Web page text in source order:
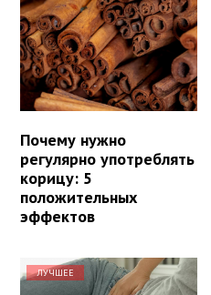
Почему нужно
регулярно употреблять
корицу: 5
положительных
эффектов
ЛУЧШЕЕ